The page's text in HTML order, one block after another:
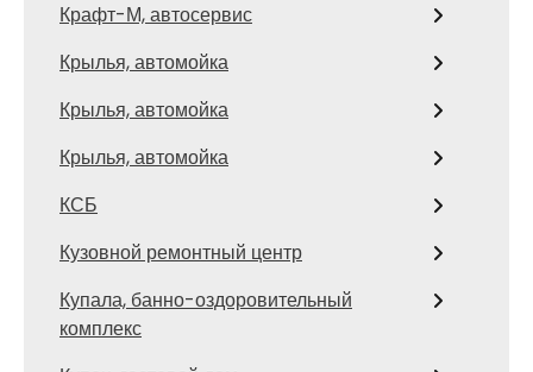
Крафт-М, автосервис
Крылья, автомойка
Крылья, автомойка
Крылья, автомойка
КСБ
Кузовной ремонтный центр
Купала, банно-оздоровительный
комплекс